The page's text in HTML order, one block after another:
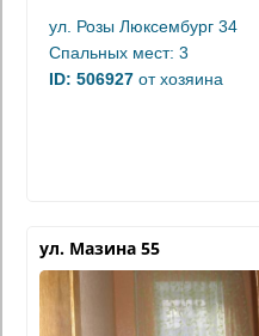
ул. Розы Люксембург 34
Спальных мест: 3
ID: 506927 от хозяина
ул. Мазина 55